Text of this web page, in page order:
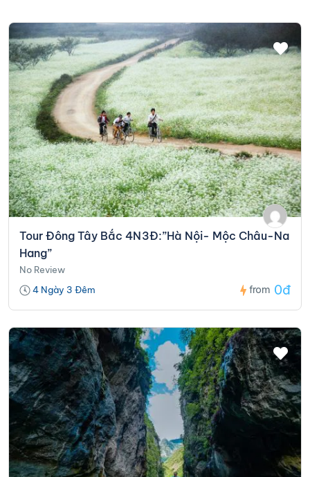
- Những lý do bất khả kháng như thiên tai, dịch bệnh, hai bên
tạo điều kiện bảo lưu tiền cọc và hoãn tour sang thời điểm
thích hợp hơn.
trình Tour. Quý khách vui lòng không xả rác bừa bãi và hạn
chế xử dụng vật dụng có hại cho môi trường.
Tour Đông Tây Bắc 4N3Đ:”Hà Nội- Mộc Châu-Na
Hang”
No Review
4 Ngày 3 Đêm
from 0đ